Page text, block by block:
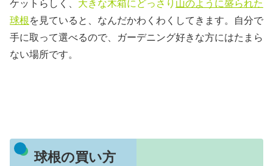
ケットらしく、 大きな木箱にどっさり 山のように盛られた
球根を見ていると、なんだかわくわくしてきます。自分で
手に取って選べるので、ガーデニング好きな方にはたまら
ない場所です。
球根の買い方